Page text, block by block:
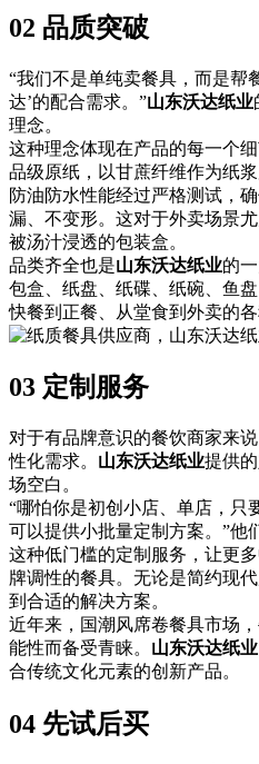
02 品质突破
“我们不是单纯卖餐具，而是帮
达’的配合需求。”山东沃达纸业
理念。
这种理念体现在产品的每一个
品级原纸，以甘蔗纤维作为纸
防油防水性能经过严格测试，
漏、不变形。这对于外卖场景
被汤汁浸透的包装盒。
品类齐全也是山东沃达纸业的
包盒、纸盘、纸碟、纸碗、鱼
快餐到正餐、从堂食到外卖的各
03 定制服务
对于有品牌意识的餐饮商家来
性化需求。 山东沃达纸业提供
场空白。
“哪怕你是初创小店、单店，只
可以提供小批量定制方案。”他
这种低门槛的定制服务，让更
牌调性的餐具。无论是简约现
到合适的解决方案。
近年来，国潮风席卷餐具市场
能性而备受青睐。 山东沃达纸业
合传统文化元素的创新产品。
04 先试后买